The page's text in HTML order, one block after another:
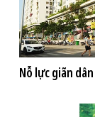
Nỗ lực giãn